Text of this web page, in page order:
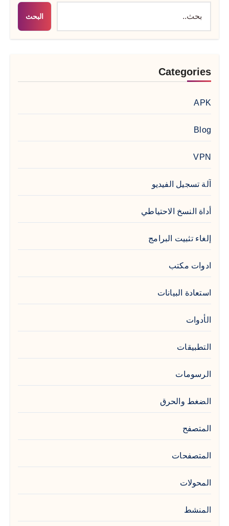
البحث
Categories
APK
Blog
VPN
آلة تسجيل الفيديو
أداة النسخ الاحتياطي
إلغاء تثبيت البرامج
ادوات مكتب
استعادة البيانات
الأدوات
التطبيقات
الرسومات
الضغط والحرق
المتصفح
المتصفحات
المحولات
المنشط